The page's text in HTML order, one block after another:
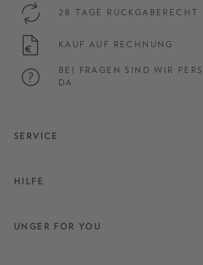
28 TAGE RÜCKGABERECHT
KAUF AUF RECHNUNG
BEI FRAGEN SIND WIR
DA
SERVICE
HILFE
UNGER FOR YOU